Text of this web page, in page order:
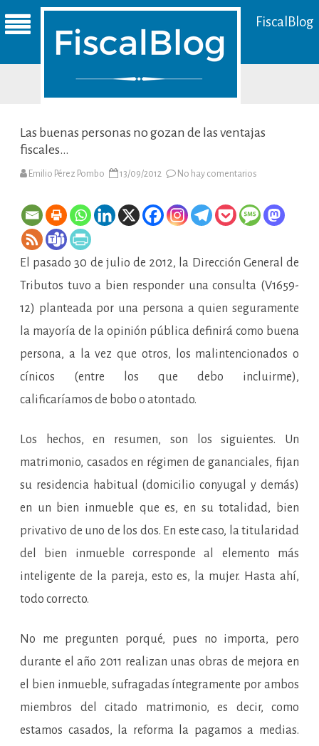
FiscalBlog
Las buenas personas no gozan de las ventajas
fiscales…
Emilio Pérez Pombo 13/09/2012 No hay comentarios
personas
no
gozan
fiscales…
El pasado 30 de julio de 2012, la Dirección General de
Tributos tuvo a bien responder una consulta (V1659-
12) planteada por una persona a quien seguramente
la mayoría de la opinión pública definirá como buena
persona, a la vez que otros, los malintencionados o
cínicos (entre los que debo incluirme),
calificaríamos de bobo o atontado.
Los hechos, en resumen, son los siguientes. Un
matrimonio, casados en régimen de gananciales, fijan
su residencia habitual (domicilio conyugal y demás)
en un bien inmueble que es, en su totalidad, bien
privativo de uno de los dos. En este caso, la titularidad
del bien inmueble corresponde al elemento más
inteligente de la pareja, esto es, la mujer. Hasta ahí,
todo correcto.
No me pregunten porqué, pues no importa, pero
durante el año 2011 realizan unas obras de mejora en
el bien inmueble, sufragadas íntegramente por ambos
miembros del citado matrimonio, es decir, como
estamos casados, la reforma la pagamos a medias.